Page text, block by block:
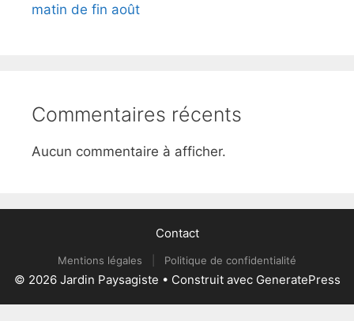
matin de fin août
Commentaires récents
Aucun commentaire à afficher.
Contact
Mentions légales Politique de confidentialité
© 2026 Jardin Paysagiste • Construit avec GeneratePress